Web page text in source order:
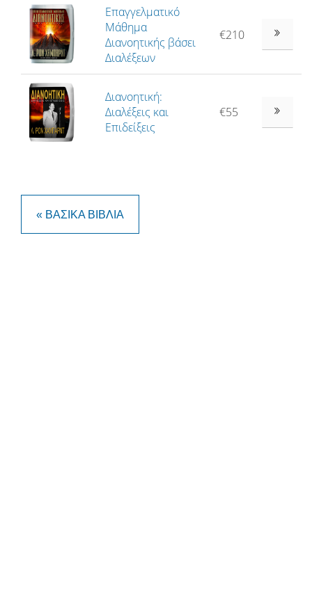
Επαγγελματικό
Μάθημα
Διανοητικής βάσει
Διαλέξεων
€210
Διανοητική:
Διαλέξεις και
Επιδείξεις
€55
« ΒΑΣΙΚΆ ΒΙΒΛΊΑ